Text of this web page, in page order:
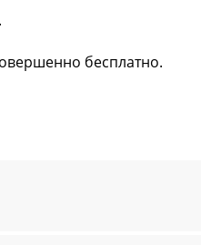
бесплатно.